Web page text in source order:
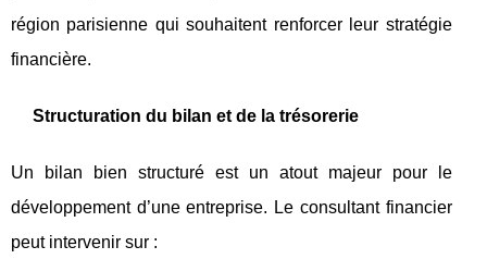
région parisienne qui souhaitent renforcer leur stratégie
financière.
Structuration du bilan et de la trésorerie
Un bilan bien structuré est un atout majeur pour le
développement d’une entreprise. Le consultant financier
peut intervenir sur :